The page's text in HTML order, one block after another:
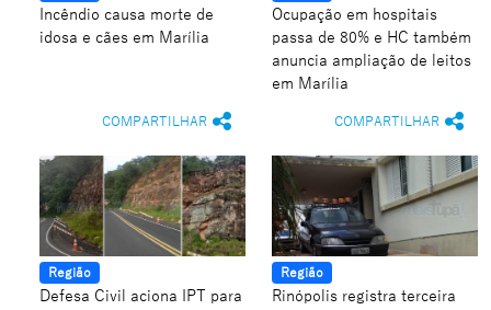
Incêndio causa morte de
idosa e cães em Marília
COMPARTILHAR
Ocupação em hospitais
passa de 80% e HC também
anuncia ampliação de leitos
em Marília
COMPARTILHAR
Região
Defesa Civil aciona IPT para
Região
Rinópolis registra terceira